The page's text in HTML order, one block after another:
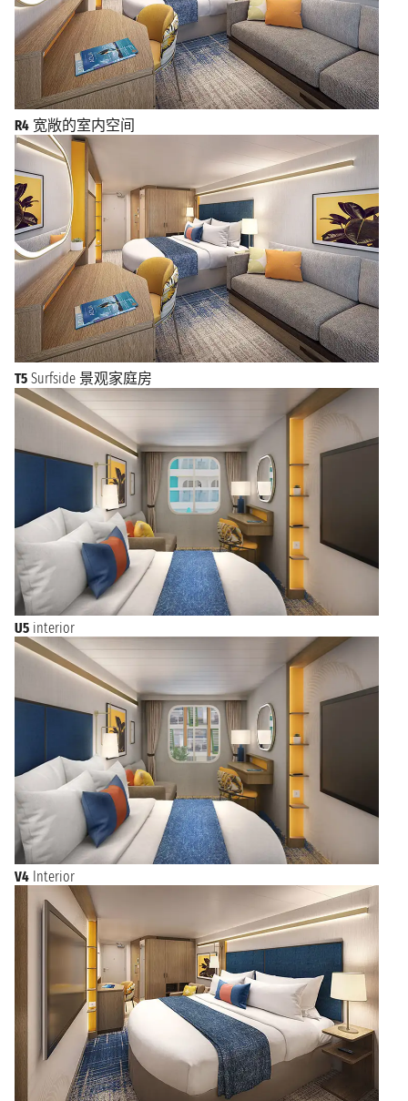
R4 宽敞的室内空间
T5 Surfside 景观家庭房
U5 interior
V4 Interior